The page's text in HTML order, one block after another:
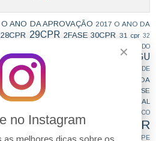
✕
no Instagram
as melhores dicas sobre os
O ANO DA APROVAÇÃO 2017 O ANO DA
28CPR 29CPR 2FASE 30CPR 31 cpr 32
ADI DO
DA UNIÃO AGU
JUDICIÁRIO ANSIEDADE
APROVAÇÃO APROVADA
ART. 28 CPP ATEAPOSSE
AUDIO DE PROVA ORAL
BÁSICO
CAIU E VAI CAIR
CASO ELLWANGER CEBRASPE